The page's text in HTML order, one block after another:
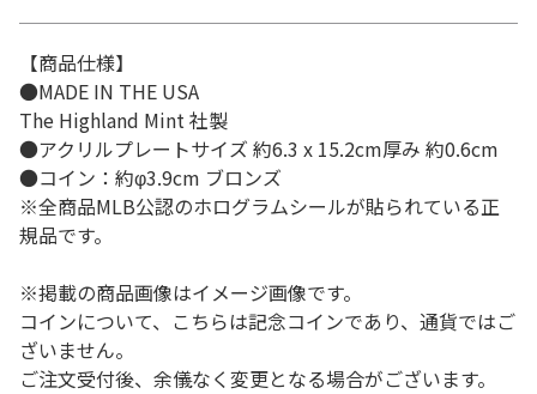
【商品仕様】
●MADE IN THE USA
The Highland Mint 社製
●アクリルプレートサイズ 約6.3 x 15.2cm厚み 約0.6cm
●コイン：約φ3.9cm ブロンズ
※全商品MLB公認のホログラムシールが貼られている正
規品です。
※掲載の商品画像はイメージ画像です。
コインについて、こちらは記念コインであり、通貨ではご
ざいません。
ご注文受付後、余儀なく変更となる場合がございます。